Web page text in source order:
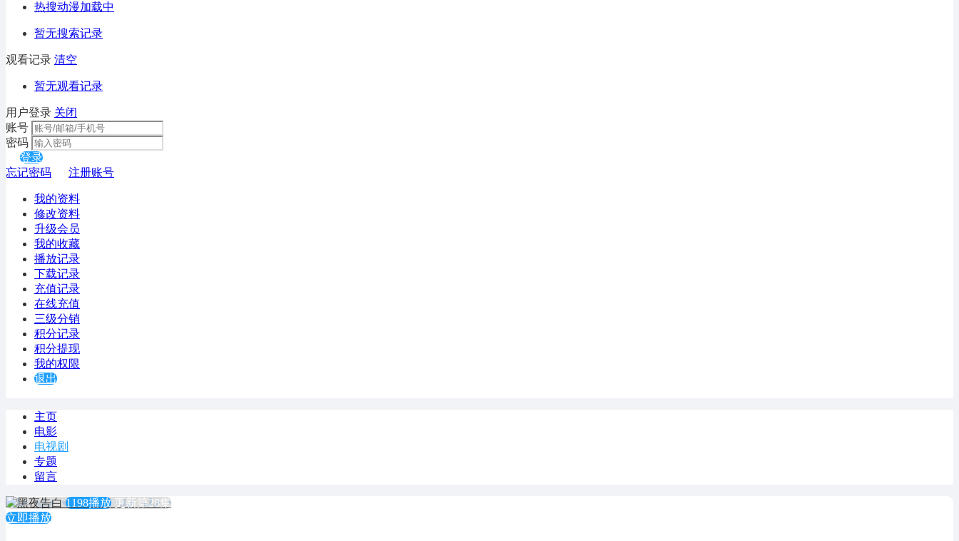
热搜动漫加载中
暂无搜索记录
观看记录 清空
暂无观看记录
用户登录 关闭
账号
密码
登录
忘记密码
注册账号
我的资料
修改资料
升级会员
我的收藏
播放记录
下载记录
充值记录
在线充值
三级分销
积分记录
积分提现
我的权限
退出
主页
电影
电视剧
专题
留言
1198播放 更新第28集
立即播放